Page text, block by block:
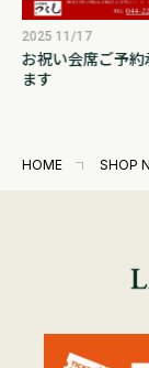
2025 11/17
お祝い会席ご予約
ます
HOME SHOP